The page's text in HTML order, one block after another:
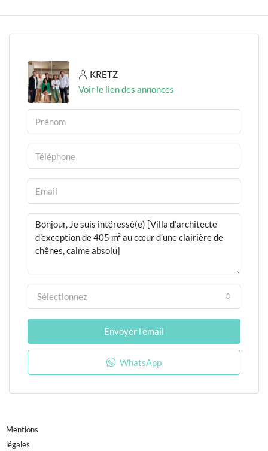
KRETZ
Voir le lien des annonces
Sélectionnez
Envoyer l'email
WhatsApp
Mentions
légales